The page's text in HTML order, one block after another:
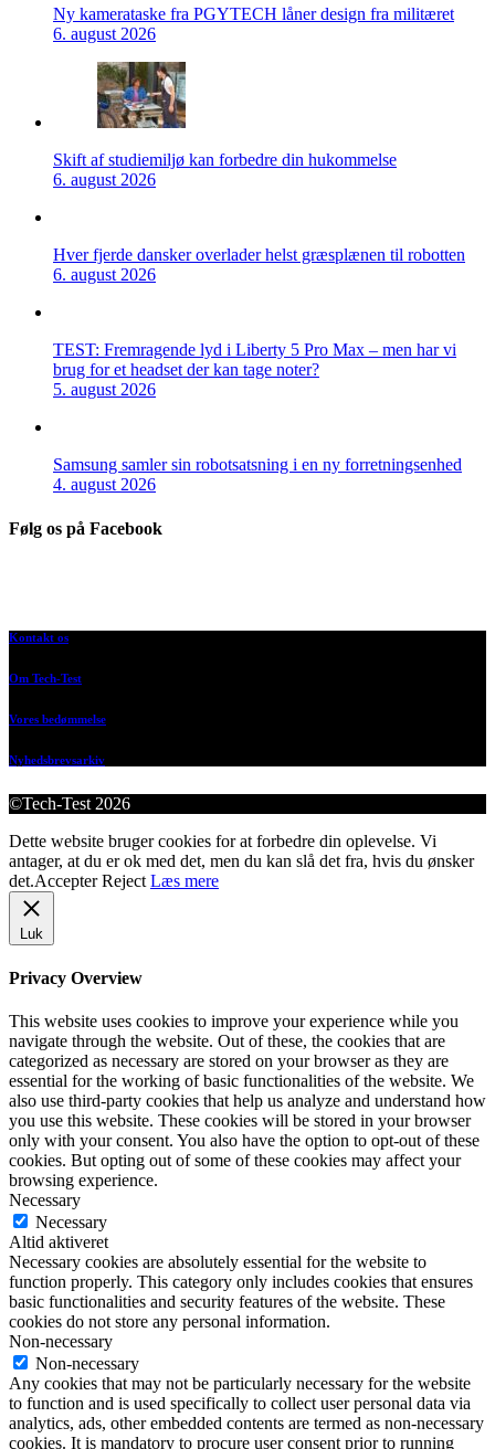
Ny kamerataske fra PGYTECH låner design fra militæret
6. august 2026
Skift af studiemiljø kan forbedre din hukommelse
6. august 2026
Hver fjerde dansker overlader helst græsplænen til robotten
6. august 2026
TEST: Fremragende lyd i Liberty 5 Pro Max – men har vi
brug for et headset der kan tage noter?
5. august 2026
Samsung samler sin robotsatsning i en ny forretningsenhed
4. august 2026
Følg os på Facebook
Kontakt os
Om Tech-Test
Vores bedømmelse
Nyhedsbrevsarkiv
©Tech-Test 2026
Dette website bruger cookies for at forbedre din oplevelse. Vi
antager, at du er ok med det, men du kan slå det fra, hvis du ønsker
det.Accepter Reject Læs mere
Luk
Privacy Overview
This website uses cookies to improve your experience while you
navigate through the website. Out of these, the cookies that are
categorized as necessary are stored on your browser as they are
essential for the working of basic functionalities of the website. We
also use third-party cookies that help us analyze and understand how
you use this website. These cookies will be stored in your browser
only with your consent. You also have the option to opt-out of these
cookies. But opting out of some of these cookies may affect your
browsing experience.
Necessary
Necessary
Altid aktiveret
Necessary cookies are absolutely essential for the website to
function properly. This category only includes cookies that ensures
basic functionalities and security features of the website. These
cookies do not store any personal information.
Non-necessary
Non-necessary
Any cookies that may not be particularly necessary for the website
to function and is used specifically to collect user personal data via
analytics, ads, other embedded contents are termed as non-necessary
cookies. It is mandatory to procure user consent prior to running